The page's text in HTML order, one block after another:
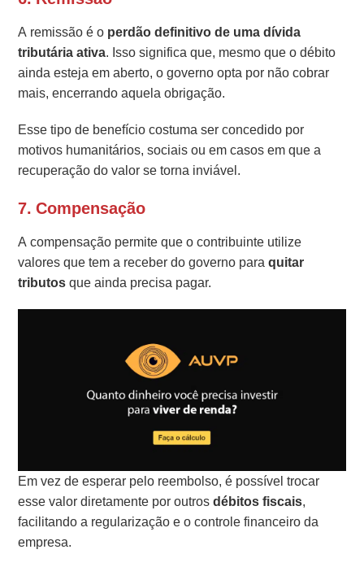
A remissão é o perdão definitivo de uma dívida
tributária ativa. Isso significa que, mesmo que o débito
ainda esteja em aberto, o governo opta por não cobrar
mais, encerrando aquela obrigação.
Esse tipo de benefício costuma ser concedido por
motivos humanitários, sociais ou em casos em que a
recuperação do valor se torna inviável.
7.Compensação
A compensação permite que o contribuinte utilize
valores que tem a receber do governo paraquitar
tributosque ainda precisa pagar.
Em vez de esperar pelo reembolso, é possível trocar
esse valor diretamente por outrosdébitos fiscais,
facilitando a regularização e o controle financeiro da
empresa.